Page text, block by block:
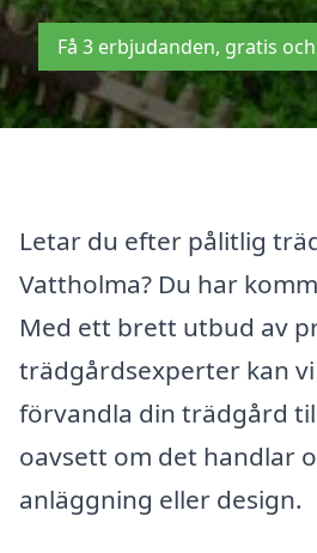
Få 3 erbjudanden, gratis
Letar du efter pålitlig
Vattholma? Du har
Med ett brett utbud av
trädgårdsexperter kan
förvandla din trädgård
oavsett om det handlar
anläggning eller design.